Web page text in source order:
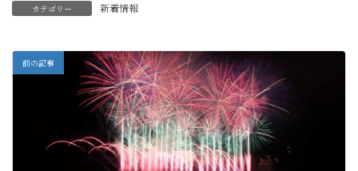
カテゴリー 新着情報
前の記事